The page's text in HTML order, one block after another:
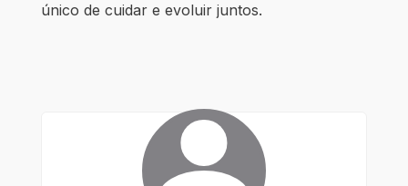
único de cuidar e evoluir juntos.